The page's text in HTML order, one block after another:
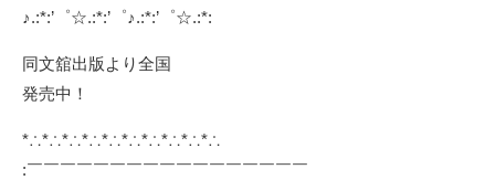
♪.:*:’゜☆.:*:’゜♪.:*:’゜☆.:*:
同文舘出版より全国
発売中！
*∴*∴*∴*∴*∴*∴*∴*∴*∴*∴
:￣￣￣￣￣￣￣￣￣￣￣￣￣￣￣￣￣